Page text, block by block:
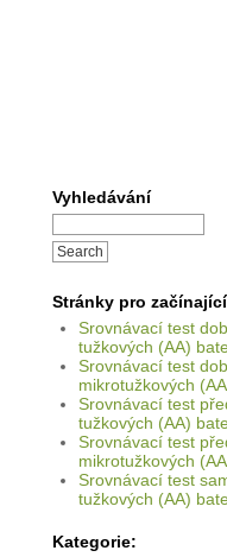
Vyhledávání
Stránky pro začínající
Srovnávací test
tužkových (AA)
Srovnávací test
mikrotužkových
Srovnávací test
tužkových (AA)
Srovnávací test
mikrotužkových
Srovnávací test
tužkových (AA)
Kategorie: